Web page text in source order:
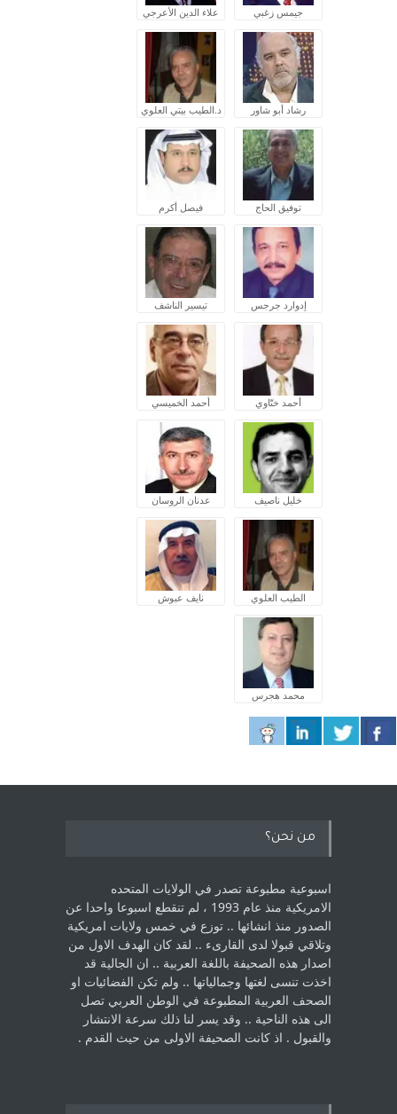
جيمس زغبي علاء الدين الأعرجي
رشاد أبو شاور د.الطيب بيتي العلوي
توفيق الحاج فيصل أكرم
إدوارد جرجس تيسير الناشف
أحمد ختّاوي أحمد الخميسي
خليل ناصيف عدنان الروسان
الطيب العلوي نايف عبوش
محمد هجرس
من نحن؟
اسبوعية مطبوعة تصدر في الولايات المتحده
الامريكية منذ عام 1993 ، لم ‏تنقطع اسبوعا واحدا عن
الصدور منذ انشائها .. توزع في خمس ولايات امريكية
‏وتلاقي قبولا لدى القارىء ..‏ لقد كان الهدف الاول من
اصدار هذه الصحيفة باللغة العربية .. ان الجالية قد
اخذت ‏تنسى لغتها وجمالياتها .. ولم تكن الفضائيات او
الصحف العربية المطبوعة في الوطن ‏العربي تصل
الى هذه الناحية .. وقد يسر لنا ذلك سرعة الانتشار
والقبول . اذ كانت ‏الصحيفة الاولى من حيث القدم . ‏